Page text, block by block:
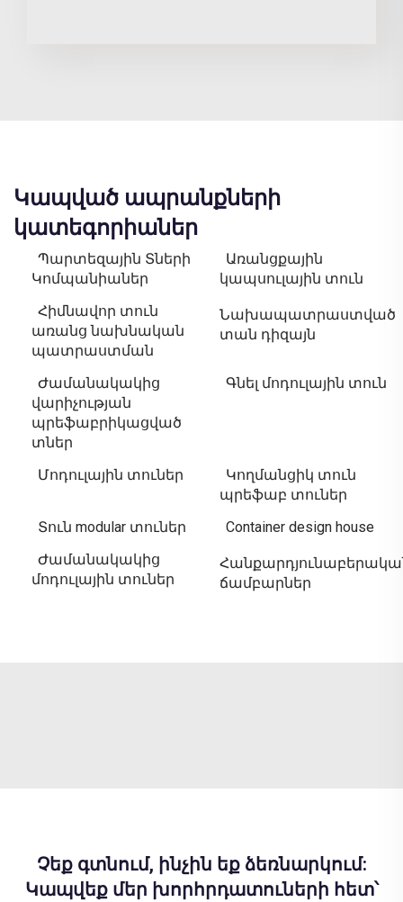
Կապված ապրանքների
կատեգորիաներ
Պարտեզային Տների
Կոմպանիաներ
Առանցքային
կապսուլային տուն
Հիմնավոր տուն
առանց նախնական
պատրաստման
Նախապատրաստված
տան դիզայն
Ժամանակակից
վարիչության
պրեֆաբրիկացված
տներ
Գնել մոդուլային տուն
Մոդուլային տուներ
Կողմանցիկ տուն
պրեֆաբ տուներ
Տուն modular տուներ
Container design house
Ժամանակակից
մոդուլային տուներ
ճամբարներ
Չեք գտնում, ինչին եք ձեռնարկում:
Կապվեք մեր խորհրդատուների հետ՝